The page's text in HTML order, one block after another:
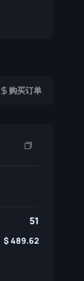
购买订单
51
489.62